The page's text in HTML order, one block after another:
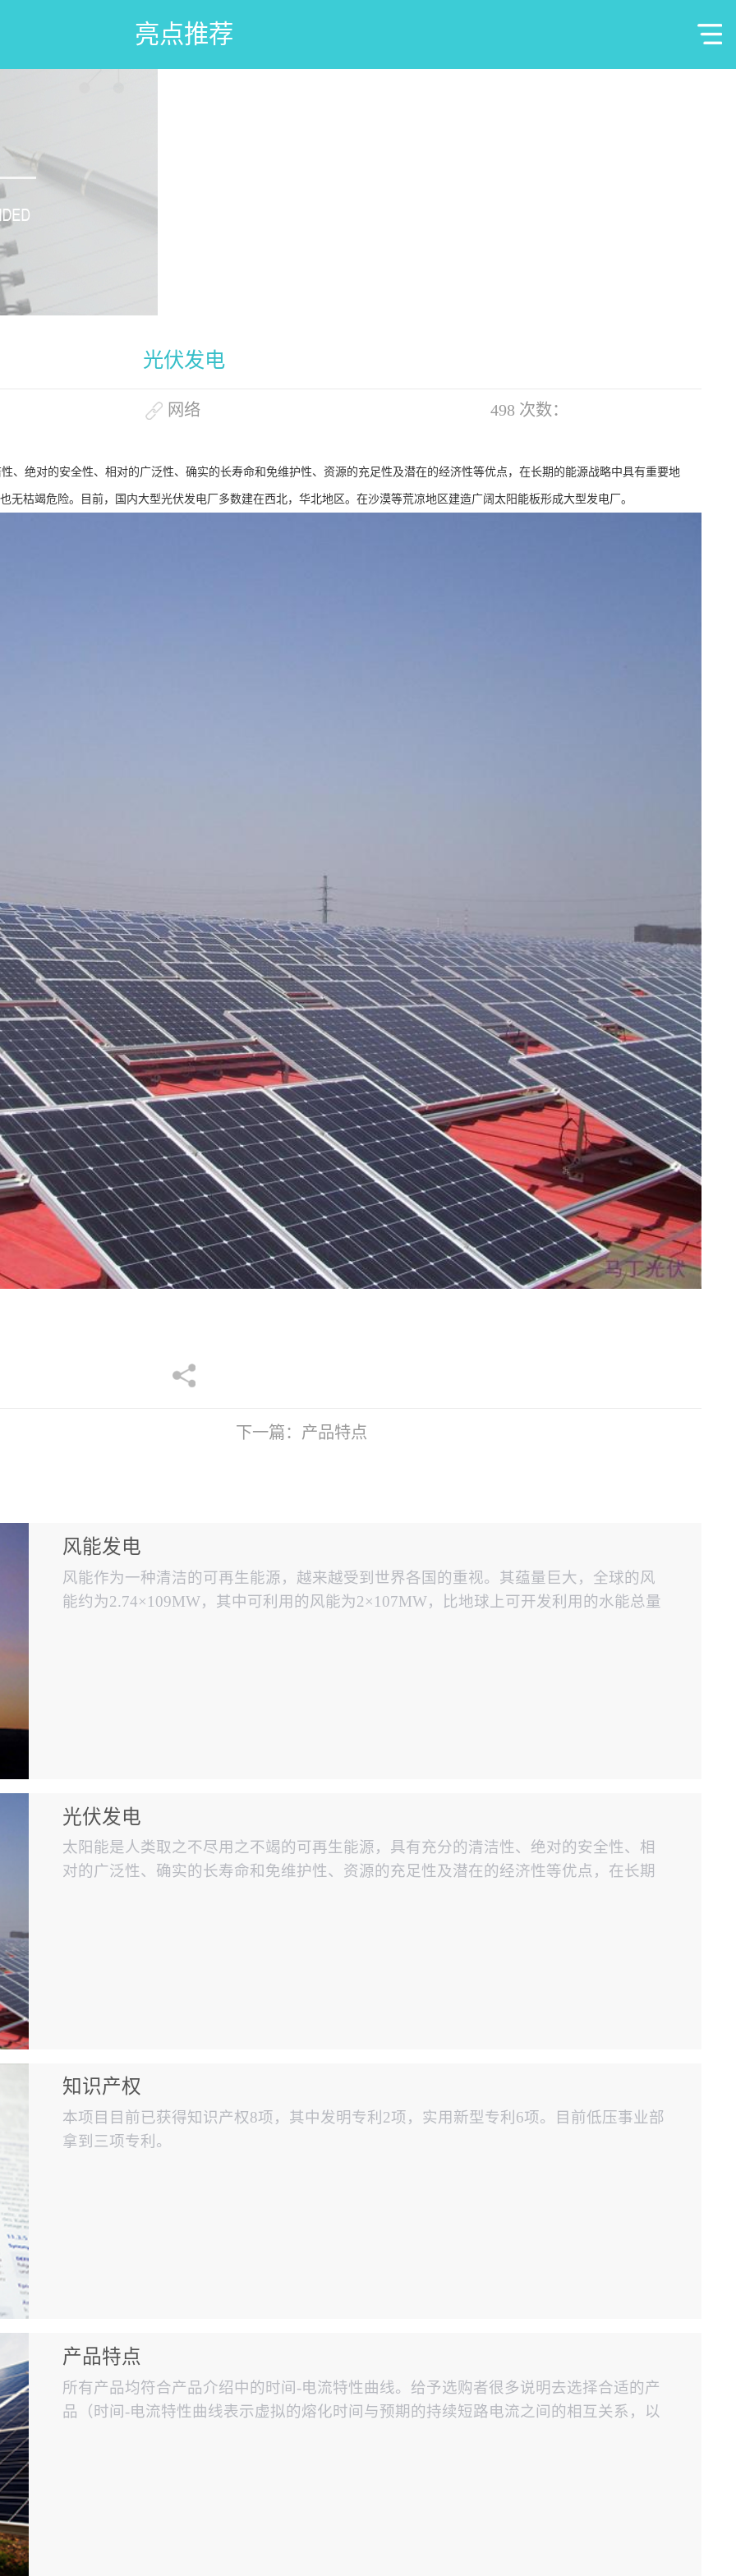
亮点推荐
光伏发电
网络 498 次数：
绝对的安全性、相对的广泛性、确实的长寿命和免维护性、资源的充足性及潜在的经济性等优点，在长期的能源战略中具有重要地
枯竭危险。目前，国内大型光伏发电厂多数建在西北，华北地区。在沙漠等荒凉地区建造广阔太阳能板形成大型发电厂。
下一篇： 产品特点
风能发电
风能作为一种清洁的可再生能源，越来越受到世界各国的重视。其蕴量巨大，全球的风
能约为2.74×109MW，其中可利用的风能为2×107MW，比地球上可开发利用的水能总量
光伏发电
太阳能是人类取之不尽用之不竭的可再生能源，具有充分的清洁性、绝对的安全性、相
对的广泛性、确实的长寿命和免维护性、资源的充足性及潜在的经济性等优点，在长期
知识产权
本项目目前已获得知识产权8项，其中发明专利2项，实用新型专利6项。目前低压事业部
拿到三项专利。
产品特点
所有产品均符合产品介绍中的时间-电流特性曲线。给予选购者很多说明去选择合适的产
品（时间-电流特性曲线表示虚拟的熔化时间与预期的持续短路电流之间的相互关系，以